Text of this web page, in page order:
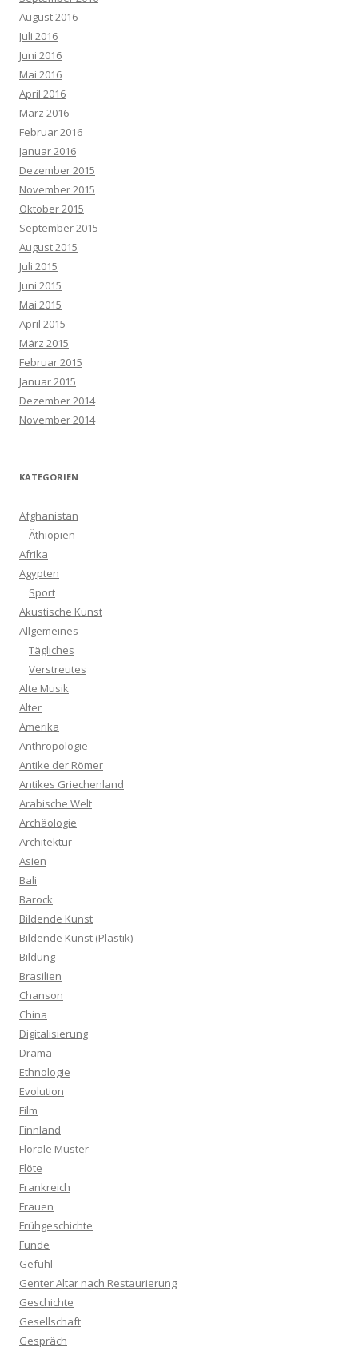
August 2016
Juli 2016
Juni 2016
Mai 2016
April 2016
März 2016
Februar 2016
Januar 2016
Dezember 2015
November 2015
Oktober 2015
September 2015
August 2015
Juli 2015
Juni 2015
Mai 2015
April 2015
März 2015
Februar 2015
Januar 2015
Dezember 2014
November 2014
KATEGORIEN
Afghanistan
Äthiopien
Afrika
Ägypten
Sport
Akustische Kunst
Allgemeines
Tägliches
Verstreutes
Alte Musik
Alter
Amerika
Anthropologie
Antike der Römer
Antikes Griechenland
Arabische Welt
Archäologie
Architektur
Asien
Bali
Barock
Bildende Kunst
Bildende Kunst (Plastik)
Bildung
Brasilien
Chanson
China
Digitalisierung
Drama
Ethnologie
Evolution
Film
Finnland
Florale Muster
Flöte
Frankreich
Frauen
Frühgeschichte
Funde
Gefühl
Genter Altar nach Restaurierung
Geschichte
Gesellschaft
Gespräch